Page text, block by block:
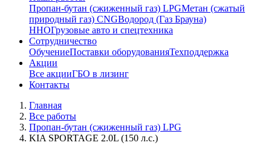
Пропан-бутан (сжиженный газ) LPGМетан (сжатый
природный газ) CNGВодород (Газ Брауна)
ННОГрузовые авто и спецтехника
Сотрудничество
ОбучениеПоставки оборудованияТехподдержка
Акции
Все акцииГБО в лизинг
Контакты
Главная
Все работы
Пропан-бутан (сжиженный газ) LPG
KIA SPORTAGE 2.0L (150 л.с.)